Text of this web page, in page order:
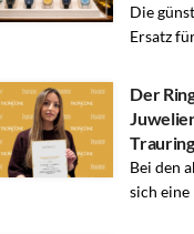
Die
Ersatz
Der
Bei den
sich eine